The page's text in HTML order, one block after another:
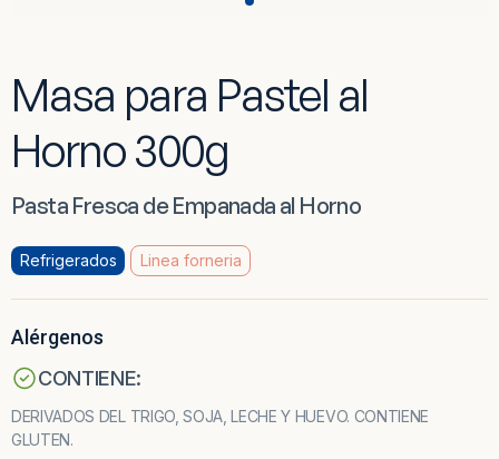
Masa para Pastel al
Horno 300g
Pasta Fresca de Empanada al Horno
Refrigerados Linea forneria
Alérgenos
CONTIENE:
DERIVADOS DEL TRIGO, SOJA, LECHE Y HUEVO. CONTIENE
GLUTEN.